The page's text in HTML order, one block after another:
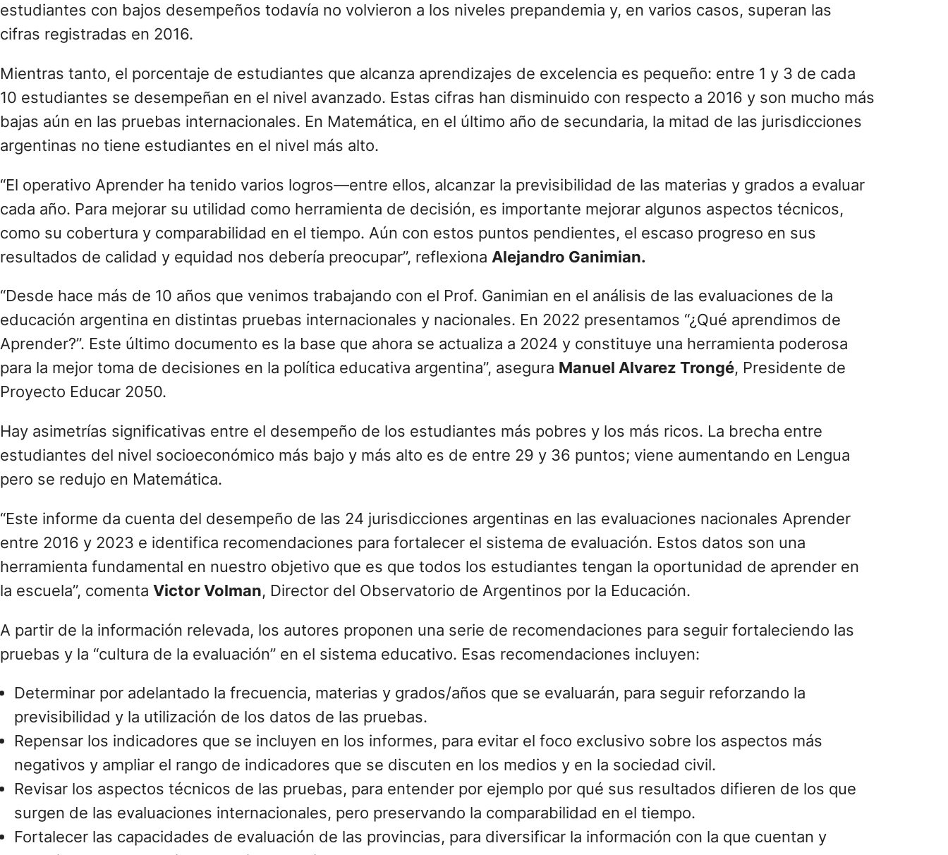
estudiantes con bajos desempeños todavía no volvieron a los niveles prepandemia y, en varios casos, superan las
cifras registradas en 2016.
Mientras tanto, el porcentaje de estudiantes que alcanza aprendizajes de excelencia es pequeño: entre 1 y 3 de cada
10 estudiantes se desempeñan en el nivel avanzado. Estas cifras han disminuido con respecto a 2016 y son mucho más
bajas aún en las pruebas internacionales. En Matemática, en el último año de secundaria, la mitad de las jurisdicciones
argentinas no tiene estudiantes en el nivel más alto.
“El operativo Aprender ha tenido varios logros—entre ellos, alcanzar la previsibilidad de las materias y grados a evaluar
cada año. Para mejorar su utilidad como herramienta de decisión, es importante mejorar algunos aspectos técnicos,
como su cobertura y comparabilidad en el tiempo. Aún con estos puntos pendientes, el escaso progreso en sus
resultados de calidad y equidad nos debería preocupar”, reflexiona Alejandro Ganimian.
“Desde hace más de 10 años que venimos trabajando con el Prof. Ganimian en el análisis de las evaluaciones de la
educación argentina en distintas pruebas internacionales y nacionales. En 2022 presentamos “¿Qué aprendimos de
Aprender?”. Este último documento es la base que ahora se actualiza a 2024 y constituye una herramienta poderosa
para la mejor toma de decisiones en la política educativa argentina”, asegura Manuel Alvarez Trongé, Presidente de
Proyecto Educar 2050.
Hay asimetrías significativas entre el desempeño de los estudiantes más pobres y los más ricos. La brecha entre
estudiantes del nivel socioeconómico más bajo y más alto es de entre 29 y 36 puntos; viene aumentando en Lengua
pero se redujo en Matemática.
“Este informe da cuenta del desempeño de las 24 jurisdicciones argentinas en las evaluaciones nacionales Aprender
entre 2016 y 2023 e identifica recomendaciones para fortalecer el sistema de evaluación. Estos datos son una
herramienta fundamental en nuestro objetivo que es que todos los estudiantes tengan la oportunidad de aprender en
la escuela”, comenta Victor Volman, Director del Observatorio de Argentinos por la Educación.
A partir de la información relevada, los autores proponen una serie de recomendaciones para seguir fortaleciendo las
pruebas y la “cultura de la evaluación” en el sistema educativo. Esas recomendaciones incluyen:
Determinar por adelantado la frecuencia, materias y grados/años que se evaluarán, para seguir reforzando la
previsibilidad y la utilización de los datos de las pruebas.
Repensar los indicadores que se incluyen en los informes, para evitar el foco exclusivo sobre los aspectos más
negativos y ampliar el rango de indicadores que se discuten en los medios y en la sociedad civil.
Revisar los aspectos técnicos de las pruebas, para entender por ejemplo por qué sus resultados difieren de los que
surgen de las evaluaciones internacionales, pero preservando la comparabilidad en el tiempo.
Fortalecer las capacidades de evaluación de las provincias, para diversificar la información con la que cuentan y